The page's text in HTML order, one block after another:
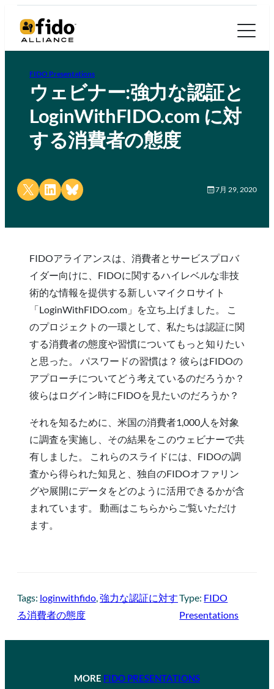
FIDO Presentations
ウェビナー:強力な認証と
LoginWithFIDO.com に対
する消費者の態度
Share on X Share on LinkedIn
Share on Bluesky 7月 29, 2020
FIDOアライアンスは、消費者とサービスプロバ
イダー向けに、FIDOに関するハイレベルな非技
術的な情報を提供する新しいマイクロサイト
「LoginWithFIDO.com」を立ち上げました。 こ
のプロジェクトの一環として、私たちは認証に関
する消費者の態度や習慣についてもっと知りたい
と思った。 パスワードの習慣は？ 彼らはFIDOの
アプローチについてどう考えているのだろうか？
彼らはログイン時にFIDOを見たいのだろうか？
それを知るために、米国の消費者1,000人を対象
に調査を実施し、その結果をこのウェビナーで共
有しました。 これらのスライドには、FIDOの調
査から得られた知見と、独自のFIDOオファリン
グや展開にデータをどのように活用できるかが含
まれています。 動画はこちらからご覧いただけ
ます。
Tags: loginwithfido 強力な認証に対す
る消費者の態度
Type: FIDO
Presentations
MORE FIDO PRESENTATIONS